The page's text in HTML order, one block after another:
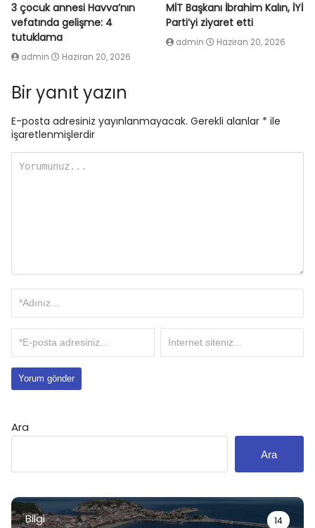
3 çocuk annesi Havva’nın
vefatında gelişme: 4
tutuklama
admin Haziran 20, 2026
MİT Başkanı İbrahim Kalın, İYİ
Parti’yi ziyaret etti
admin Haziran 20, 2026
Bir yanıt yazın
E-posta adresiniz yayınlanmayacak. Gerekli alanlar * ile
işaretlenmişlerdir
Ara
Ara
Bilgi 14